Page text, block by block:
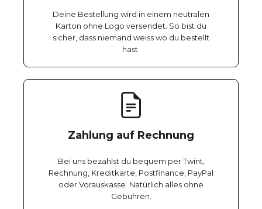
Deine Bestellung wird in einem neutralen
Karton ohne Logo versendet. So bist du
sicher, dass niemand weiss wo du bestellt
hast.
Zahlung auf Rechnung
Bei uns bezahlst du bequem per Twint,
Rechnung, Kreditkarte, Postfinance, PayPal
oder Vorauskasse. Natürlich alles ohne
Gebühren.